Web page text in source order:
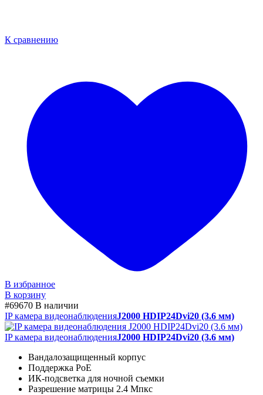
К сравнению
В избранное
В корзину
#69670 В наличии
IP камера видеонаблюденияJ2000 HDIP24Dvi20 (3.6 мм)
IP камера видеонаблюденияJ2000 HDIP24Dvi20 (3.6 мм)
Вандалозащищенный корпус
Поддержка PoE
ИК-подсветка для ночной съемки
Разрешение матрицы 2.4 Мпкс